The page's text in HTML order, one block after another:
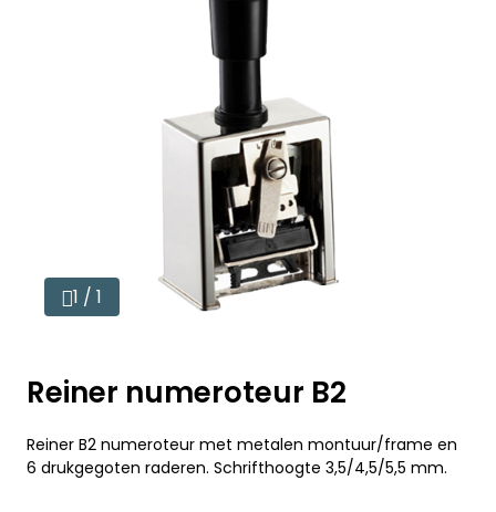
1 / 1
Reiner numeroteur B2
Reiner B2 numeroteur met metalen montuur/frame en
6 drukgegoten raderen. Schrifthoogte 3,5/4,5/5,5 mm.